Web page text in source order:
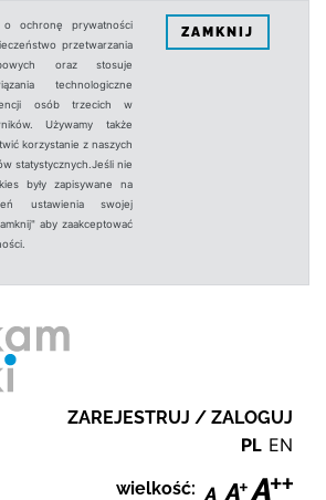
ochronę prywatności
przetwarzania
oraz stosuje
technologiczne
osób trzecich w
Używamy także
korzystanie z naszych
statystycznych.Jeśli nie
były zapisywane na
ustawienia swojej
aby zaakceptować
ZAMKNIJ
ZAREJESTRUJ / ZALOGUJ
PL EN
wielkość: